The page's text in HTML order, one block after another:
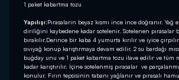
1 paket kabartma tozu
Yapılışı:Pırasaların beyaz kısmı ince ince doğranır. Yağ
diriliğini kaybedene kadar sotelenir. Sotelenen pırasalar
bırakılır.Derince bir kaba 4 yumurta kırılır ve iyice
sıvıyağ konup karıştırmaya devam edilir. 2 su bardağı
buğday unu ve 1 paket kabartma tozu ilave edilir ve tüm
kadar karıştırılır. İçine sotelenmiş pırasalar ve
konulur. Fırın tepsisinin tabanı yağlanır ve pırasalı